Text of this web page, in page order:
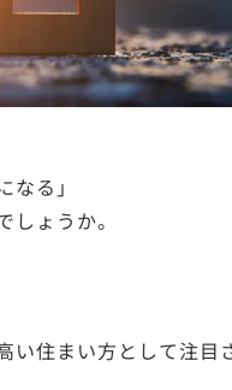
なる」
ょうか。
住まい方として注目